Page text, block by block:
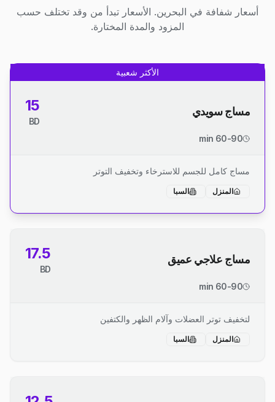
أسعار شفافة في البحرين. الأسعار تبدأ من وقد تختلف حسب
المزود والمدة المختارة.
الأكثر شعبية
مساج سويدي 15
BD
60-90 min
مساج كامل للجسم للاسترخاء وتخفيف التوتر
المنزل السبا
مساج علاجي عميق 17.5
BD
60-90 min
لتخفيف توتر العضلات وآلام الظهر والكتفين
المنزل السبا